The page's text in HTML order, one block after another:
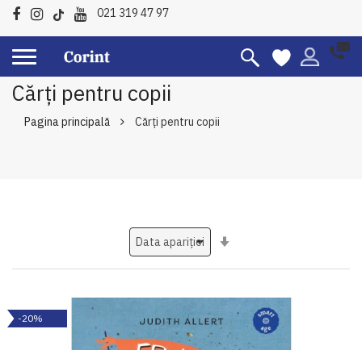
021 319 47 97
Cărți pentru copii
Pagina principală Cărți pentru copii
-20%